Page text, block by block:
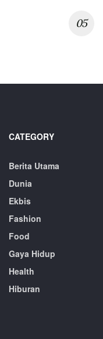
CATEGORY
Berita Utama
Dunia
Ekbis
Fashion
Food
Gaya Hidup
Health
Hiburan